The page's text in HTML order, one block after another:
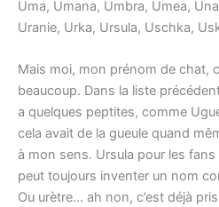
Uma, Umana, Umbra, Umea,
Uranie, Urka, Ursula, Uschka,
Mais moi, mon prénom de chat,
beaucoup. Dans la liste
a quelques peptites, comme
cela avait de la gueule quand
à mon sens. Ursula pour les
peut toujours inventer un nom
Ou urètre… ah non, c’est déjà